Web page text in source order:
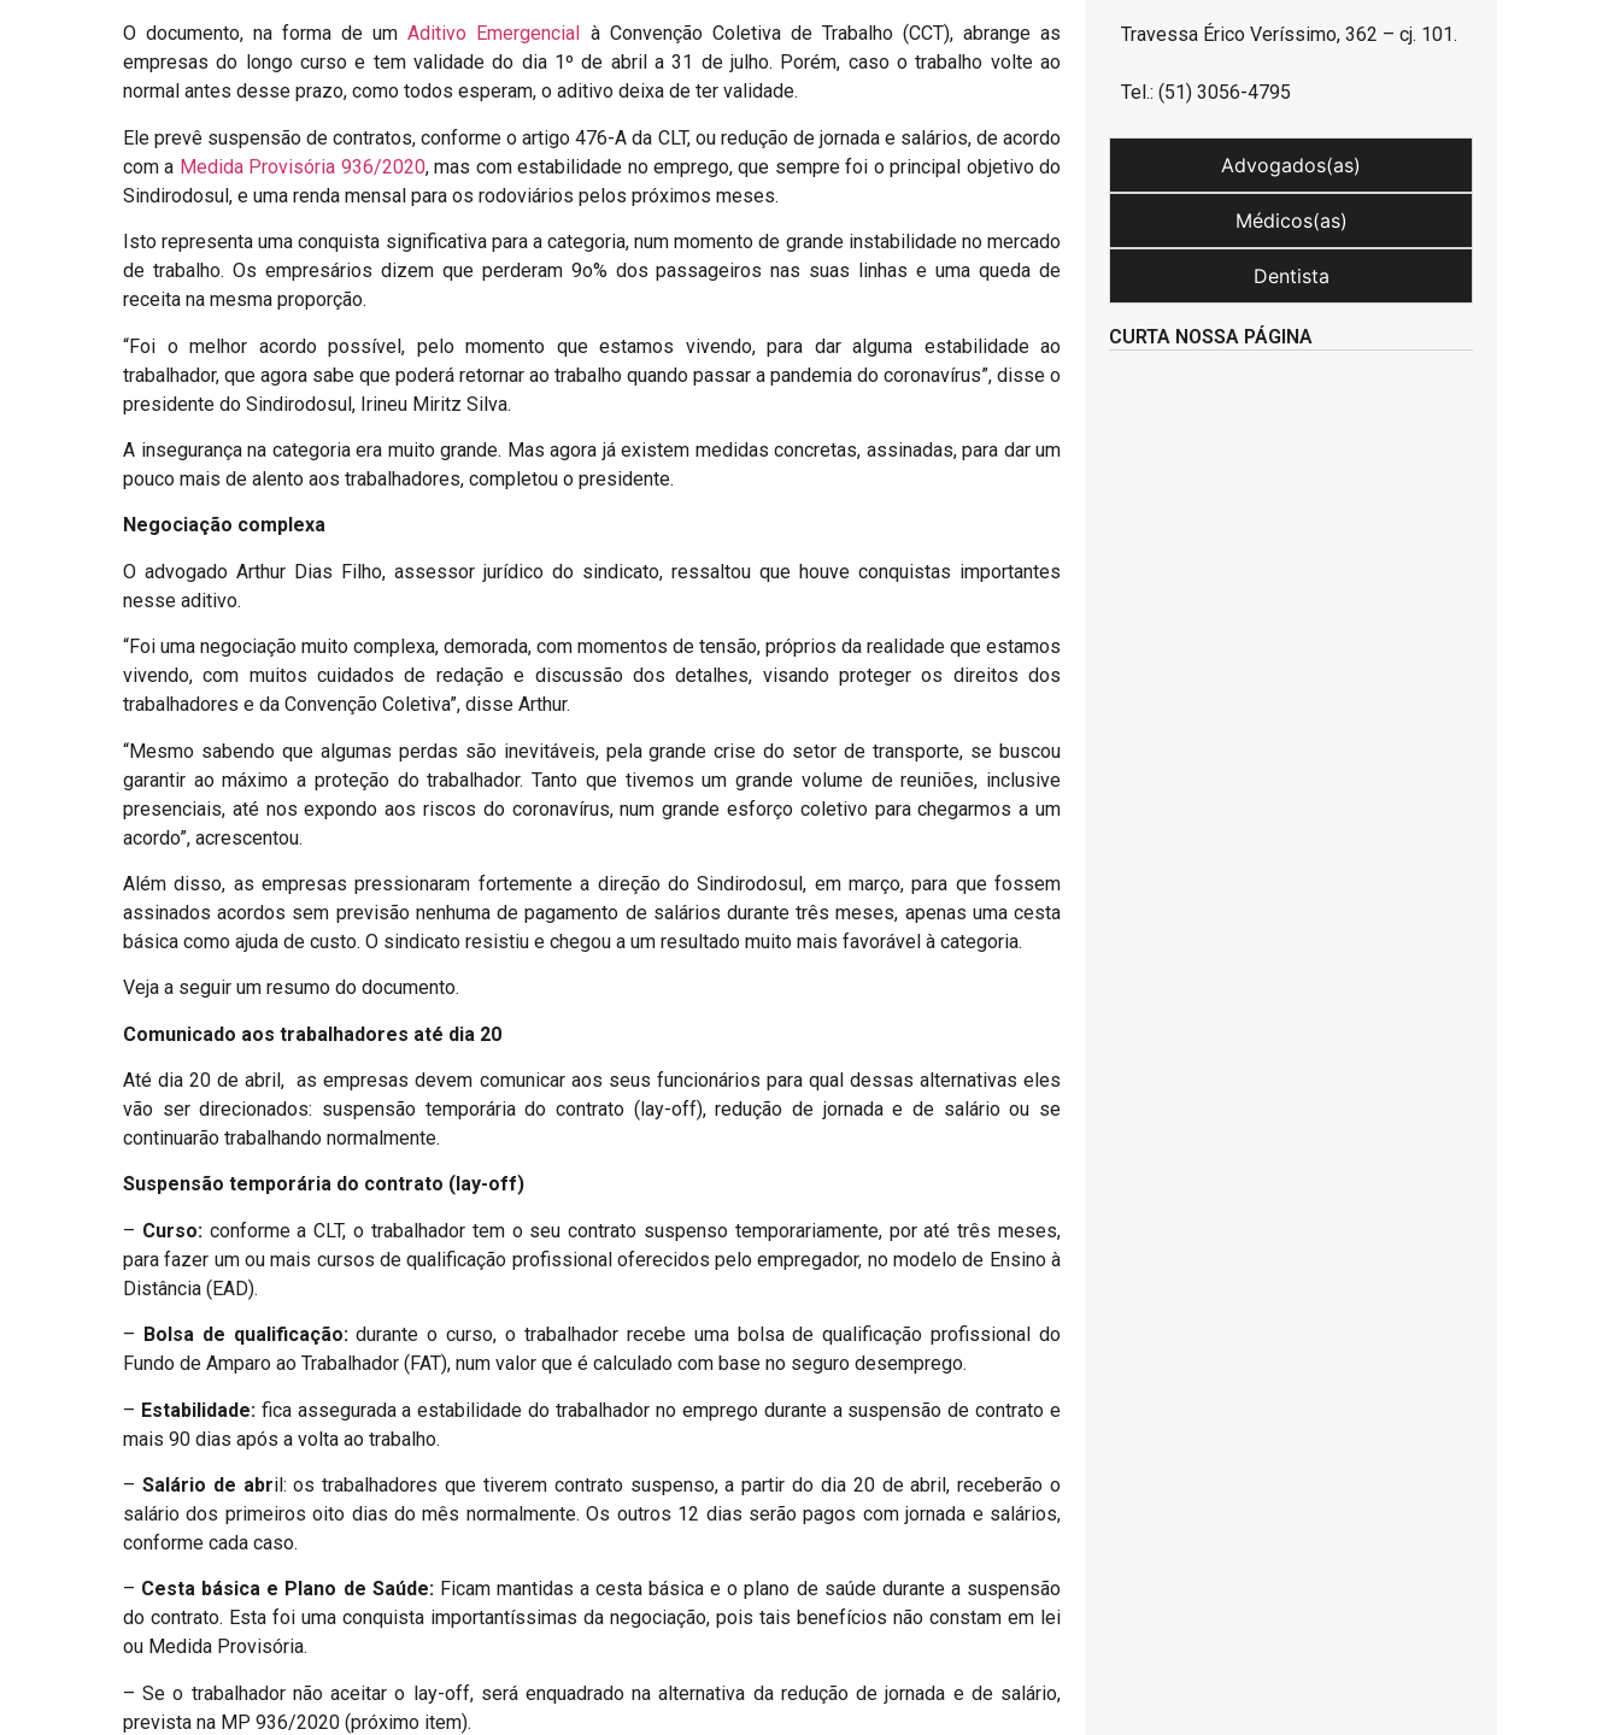
O documento, na forma de umAditivo Emergencial
à Convenção Coletiva de Trabalho (CCT), abrange as
empresas do longo curso e tem validade do dia 1º de abril a 31 de julho. Porém, caso o trabalho volte ao
normal antes desse prazo, como todos esperam, o aditivo deixa de ter validade.
Ele prevê suspensão de contratos, conforme o artigo 476-A da CLT, ou redução de jornada e salários, de acordo
com a Medida Provisória 936/2020, mas com estabilidade no emprego, que sempre foi o principal objetivo do
Sindirodosul, e uma renda mensal para os rodoviários pelos próximos meses.
Isto representa uma conquista significativa para a categoria, num momento de grande instabilidade no mercado
de trabalho. Os empresários dizem que perderam 9o% dos passageiros nas suas linhas e uma queda de
receita na mesma proporção.
“Foi o melhor acordo possível, pelo momento que estamos vivendo, para dar alguma estabilidade ao
trabalhador, que agora sabe que poderá retornar ao trabalho quando passar a pandemia do coronavírus”, disse o
presidente do Sindirodosul, Irineu Miritz Silva.
A insegurança na categoria era muito grande. Mas agora já existem medidas concretas, assinadas, para dar um
pouco mais de alento aos trabalhadores, completou o presidente.
Negociação complexa
O advogado Arthur Dias Filho, assessor jurídico do sindicato, ressaltou que houve conquistas importantes
nesse aditivo.
“Foi uma negociação muito complexa, demorada, com momentos de tensão, próprios da realidade que estamos
vivendo, com muitos cuidados de redação e discussão dos detalhes, visando proteger os direitos dos
trabalhadores e da Convenção Coletiva”, disse Arthur.
“Mesmo sabendo que algumas perdas são inevitáveis, pela grande crise do setor de transporte, se buscou
garantir ao máximo a proteção do trabalhador. Tanto que tivemos um grande volume de reuniões, inclusive
presenciais, até nos expondo aos riscos do coronavírus, num grande esforço coletivo para chegarmos a um
acordo”, acrescentou.
Além disso, as empresas pressionaram fortemente a direção do Sindirodosul, em março, para que fossem
assinados acordos sem previsão nenhuma de pagamento de salários durante três meses, apenas uma cesta
básica como ajuda de custo. O sindicato resistiu e chegou a um resultado muito mais favorável à categoria.
Veja a seguir um resumo do documento.
Comunicado aos trabalhadores até dia 20
Até dia 20 de abril, as empresas devem comunicar aos seus funcionários para qual dessas alternativas eles
vão ser direcionados: suspensão temporária do contrato (lay-off), redução de jornada e de salário ou se
continuarão trabalhando normalmente.
Suspensão temporária do contrato (lay-off)
– Curso:conforme a CLT, o trabalhador tem o seu contrato suspenso temporariamente, por até três meses,
para fazer um ou mais cursos de qualificação profissional oferecidos pelo empregador, no modelo de Ensino à
Distância (EAD).
– Bolsa de qualificação:durante o curso, o trabalhador recebe uma bolsa de qualificação profissional do
Fundo de Amparo ao Trabalhador (FAT), num valor que é calculado com base no seguro desemprego.
– Estabilidade:fica assegurada a estabilidade do trabalhador no emprego durante a suspensão de contrato e
mais 90 dias após a volta ao trabalho.
– Salário de abril: os trabalhadores que tiverem contrato suspenso, a partir do dia 20 de abril, receberão o
salário dos primeiros oito dias do mês normalmente. Os outros 12 dias serão pagos com jornada e salários,
conforme cada caso.
– Cesta básica e Plano de Saúde:Ficam mantidas a cesta básica e o plano de saúde durante a suspensão
do contrato. Esta foi uma conquista importantíssimas da negociação, pois tais benefícios não constam em lei
ou Medida Provisória.
– Se o trabalhador não aceitar o lay-off, será enquadrado na alternativa da redução de jornada e de salário,
prevista na MP 936/2020 (próximo item).
Travessa Érico Veríssimo, 362 – cj. 101.
Tel.: (51) 3056-4795
Advogados(as)
Médicos(as)
Dentista
CURTA NOSSA PÁGINA